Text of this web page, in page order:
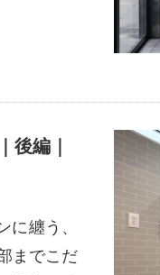
後編｜
纏う、
までこだ